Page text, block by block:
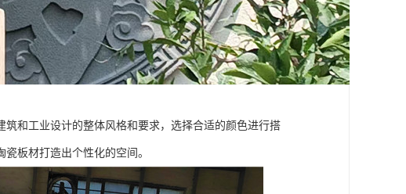
和工业设计的整体风格和要求，选择合适的颜色进行搭
板材打造出个性化的空间。